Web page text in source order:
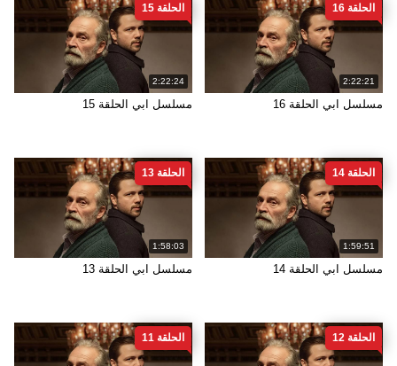
2:22:21
الحلقة 16
مسلسل ابي الحلقة 16
2:22:24
الحلقة 15
مسلسل ابي الحلقة 15
1:59:51
الحلقة 14
مسلسل ابي الحلقة 14
1:58:03
الحلقة 13
مسلسل ابي الحلقة 13
الحلقة 12 الحلقة 11